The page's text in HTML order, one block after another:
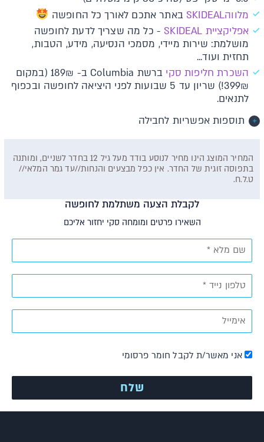
מלווהSKIDEAL
באתר אתכם לאורך כל החופשה
א​פליקציית SKIDEAL​​
- כל מה שצריך לדעת לחופשה
מושלמת: שירות מיידי, מסמכי הנסיעה, מידע, הטבות,
תחזית ועוד...
השכרת חליפות סקי
ברשת Columbia ב- 189₪ (במקום
399₪!) שריון עד 5 שבועות לפני היציאה לחופשה ובכפוף
לתנאים.
תוספות אפשריות לחבילה
המחיר המוצג הינו מחיר לנוסע בודד מעל גיל 12 בחדר לשניים, ומותנה
בתפוסה זוגית של החדר. אין כפל מבצעים והנחות//עד גמר המלאי//
ט.ל.ח.
לקבלת הצעה משתלמת לחופשה
השאירו פרטים ומומחה סקי יחזור אליכם
אני מאשר/ת לקבל חומר פרסומי